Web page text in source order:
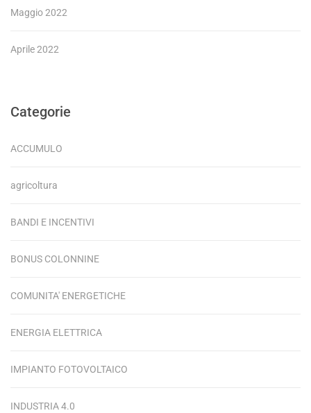
Maggio 2022
Aprile 2022
Categorie
ACCUMULO
agricoltura
BANDI E INCENTIVI
BONUS COLONNINE
COMUNITA' ENERGETICHE
ENERGIA ELETTRICA
IMPIANTO FOTOVOLTAICO
INDUSTRIA 4.0